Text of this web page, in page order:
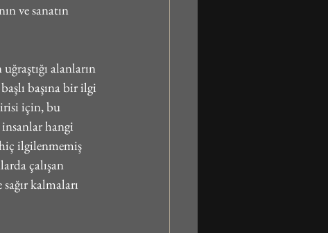
ve sanatın
alanların
başına bir ilgi
için, bu
hangi
hiç ilgilenmemiş
çalışan
kalmaları